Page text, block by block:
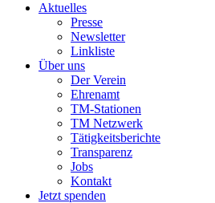
Aktuelles
Presse
Newsletter
Linkliste
Über uns
Der Verein
Ehrenamt
TM-Stationen
TM Netzwerk
Tätigkeitsberichte
Transparenz
Jobs
Kontakt
Jetzt spenden